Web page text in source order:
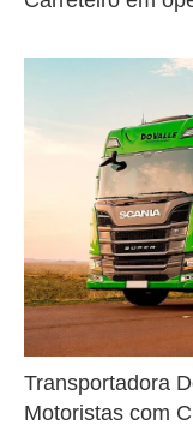
Transportadora
Motoristas com